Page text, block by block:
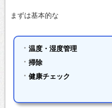
まずは基本的な
温度・湿度管理
掃除
健康チェック